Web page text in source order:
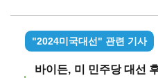
"2024미국대선" 관련 기사
바이든, 미 민주당 대선